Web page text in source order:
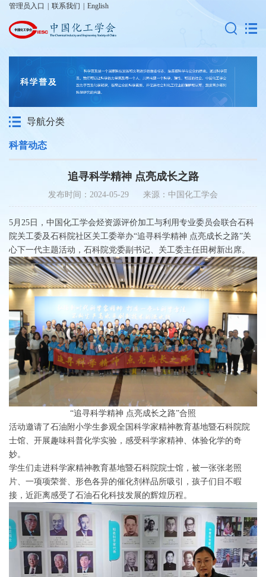
管理员入口 联系我们 English
导航分类
科普动态
追寻科学精神 点亮成长之路
发布时间：2024-05-29 来源：中国化工学会
5月25日，中国化工学会烃资源评价加工与利用专业委员会联合石科
院关工委及石科院社区关工委举办“追寻科学精神 点亮成长之路”关
心下一代主题活动，石科院党委副书记、关工委主任田树新出席。
“追寻科学精神 点亮成长之路”合照
活动邀请了石油附小学生参观全国科学家精神教育基地暨石科院院
士馆、开展趣味科普化学实验，感受科学家精神、体验化学的奇
妙。
学生们走进科学家精神教育基地暨石科院院士馆，被一张张老照
片、一项项荣誉、形色各异的催化剂样品所吸引，孩子们目不暇
接，近距离感受了石油石化科技发展的辉煌历程。